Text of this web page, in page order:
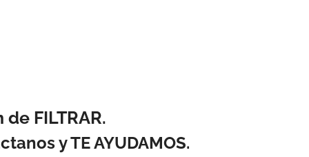
FILTRAR.
y TE AYUDAMOS.